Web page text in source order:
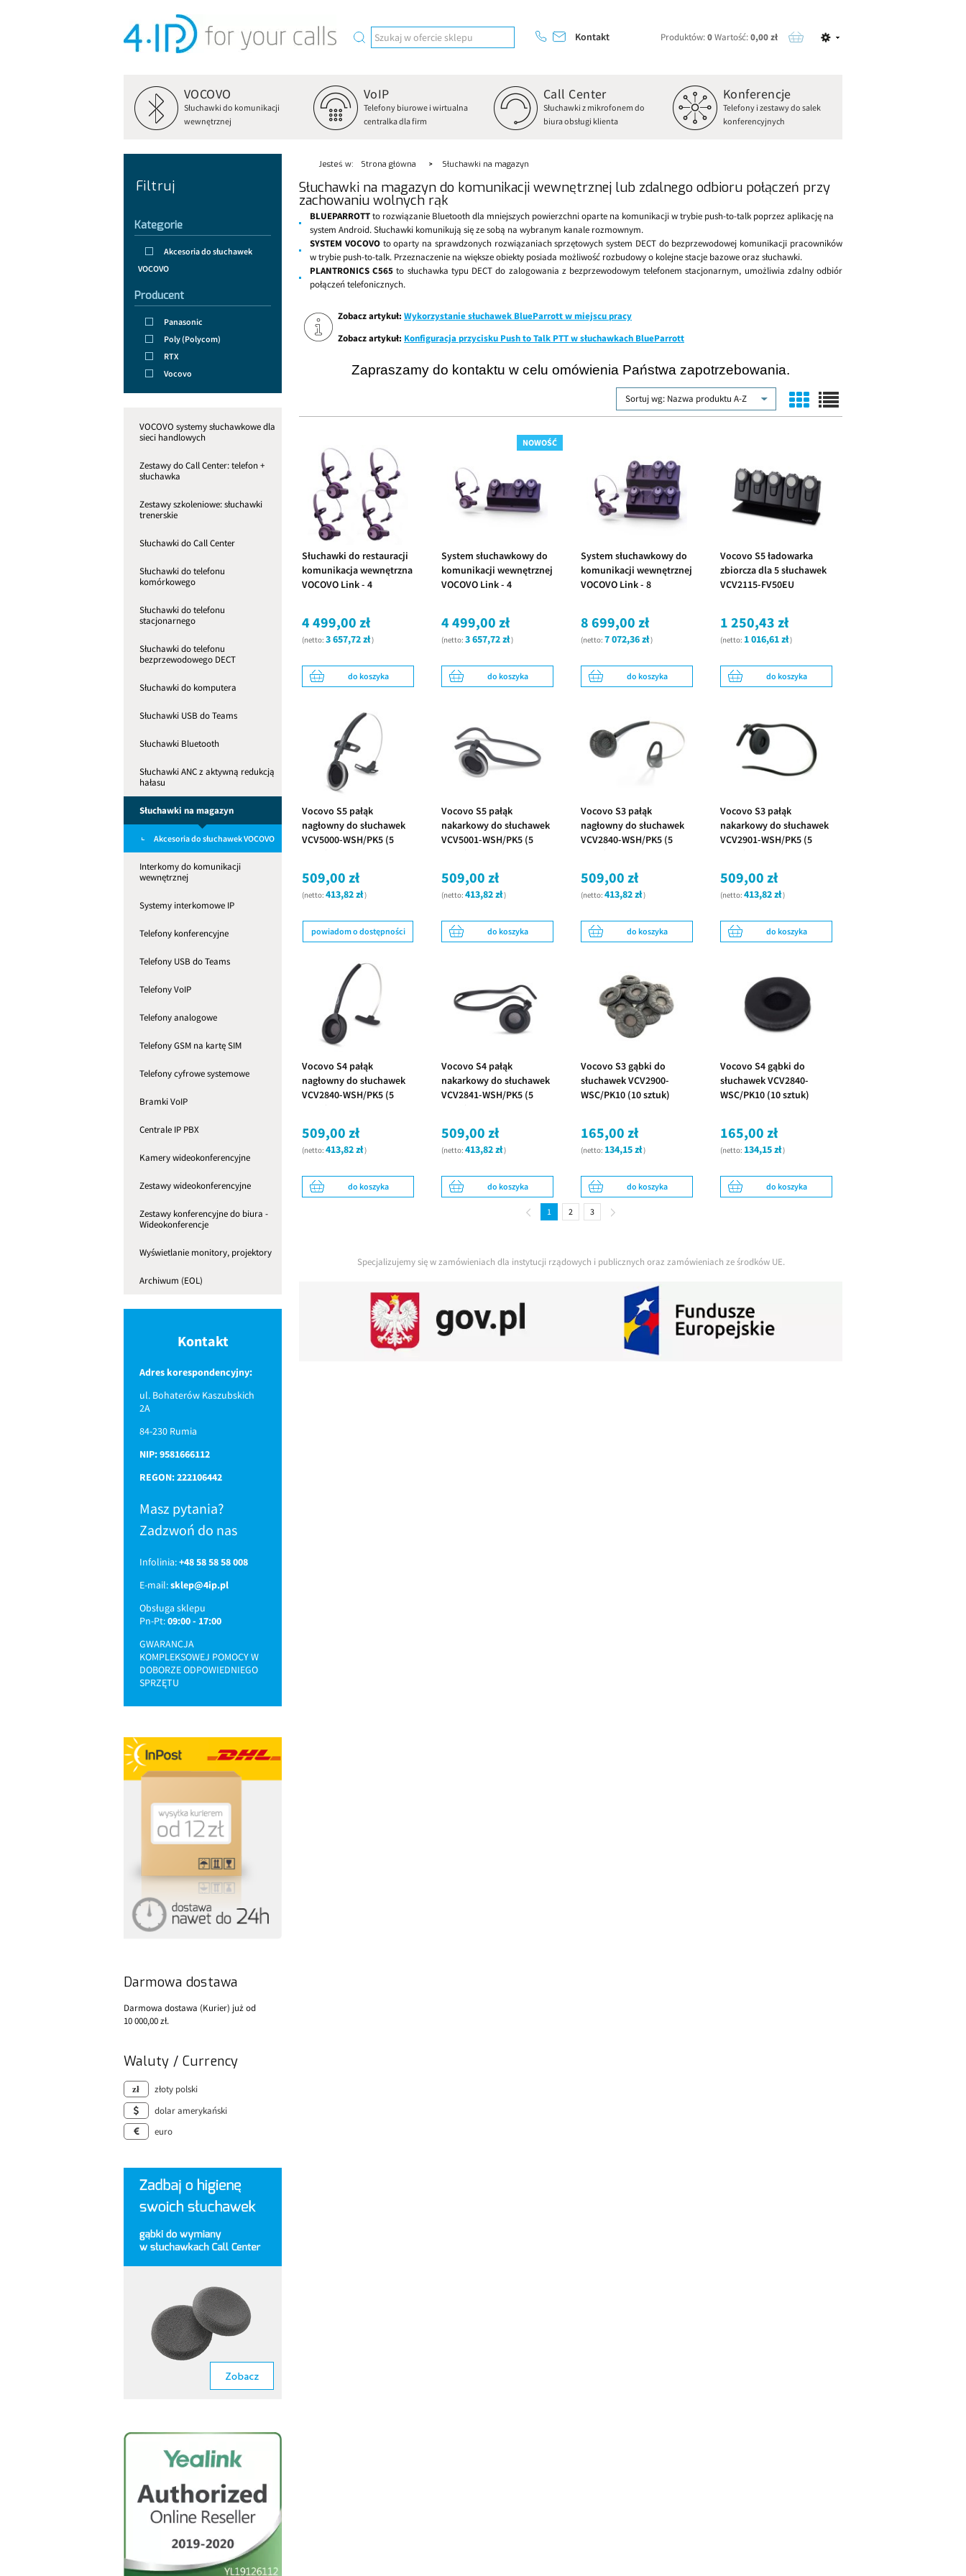
Kontakt Produktów:0Wartość:0,00 zł
VOCOVO
Słuchawki do komunikacji
wewnętrznej
VoIP
Telefony biurowe i wirtualna
centralka dla firm
Call Center
Słuchawki z mikrofonem do
biura obsługi klienta
Konferencje
Telefony i zestawy do salek
konferencyjnych
Filtruj
Kategorie
Akcesoria do słuchawek
VOCOVO
Producent
Panasonic
Poly (Polycom)
RTX
Vocovo
VOCOVO systemy słuchawkowe dla
sieci handlowych
Zestawy do Call Center: telefon +
słuchawka
Zestawy szkoleniowe: słuchawki
trenerskie
Słuchawki do Call Center
Słuchawki do telefonu
komórkowego
Słuchawki do telefonu
stacjonarnego
Słuchawki do telefonu
bezprzewodowego DECT
Słuchawki do komputera
Słuchawki USB do Teams
Słuchawki Bluetooth
Słuchawki ANC z aktywną redukcją
hałasu
Słuchawki na magazyn
Akcesoria do słuchawek VOCOVO
Interkomy do komunikacji
wewnętrznej
Systemy interkomowe IP
Telefony konferencyjne
Telefony USB do Teams
Telefony VoIP
Telefony analogowe
Telefony GSM na kartę SIM
Telefony cyfrowe systemowe
Bramki VoIP
Centrale IP PBX
Kamery wideokonferencyjne
Zestawy wideokonferencyjne
Zestawy konferencyjne do biura -
Wideokonferencje
Wyświetlanie monitory, projektory
Archiwum (EOL)
Kontakt
Adres korespondencyjny:
ul. Bohaterów Kaszubskich
2A
84-230 Rumia
NIP: 9581666112
REGON: 222106442
Masz pytania?
Zadzwoń do nas
Infolinia:+48 58 58 58 008
E-mail:sklep@4ip.pl
Obsługa sklepu
Pn-Pt:09:00 - 17:00
GWARANCJA
KOMPLEKSOWEJ POMOCY W
DOBORZE ODPOWIEDNIEGO
SPRZĘTU
Darmowa dostawa
Darmowa dostawa (Kurier) już od
10 000,00 zł.
Waluty / Currency
złoty polski
dolar amerykański
euro
Jesteś w: Strona główna Słuchawki na magazyn
Słuchawki na magazyn do komunikacji wewnętrznej lub zdalnego odbioru połączeń przy
zachowaniu wolnych rąk
BLUEPARROTTto rozwiązanie Bluetooth dla mniejszych powierzchni oparte na komunikacji w trybie push-to-talk poprzez aplikację na
system Android. Słuchawki komunikują się ze sobą na wybranym kanale rozmownym.
SYSTEM VOCOVOto oparty na sprawdzonych rozwiązaniach sprzętowych system DECT do bezprzewodowej komunikacji pracowników
w trybie push-to-talk. Przeznaczenie na większe obiekty posiada możliwość rozbudowy o kolejne stacje bazowe oraz słuchawki.
PLANTRONICS C565 to słuchawka typu DECT do zalogowania z bezprzewodowym telefonem stacjonarnym, umożliwia zdalny odbiór
połączeń telefonicznych.
Zobacz artykuł: Wykorzystanie słuchawek BlueParrott w miejscu pracy
Zobacz artykuł: Konfiguracja przycisku Push to Talk PTT w słuchawkach BlueParrott
Zapraszamy do kontaktu w celu omówienia Państwa zapotrzebowania.
Sortuj wg: Nazwa produktu A-Z
Słuchawki do restauracji
komunikacja wewnętrzna
VOCOVO Link - 4
4 499,00 zł
(netto: 3 657,72 zł)
do koszyka
System słuchawkowy do
komunikacji wewnętrznej
VOCOVO Link - 4
4 499,00 zł
(netto: 3 657,72 zł)
do koszyka
NOWOŚĆ
System słuchawkowy do
komunikacji wewnętrznej
VOCOVO Link - 8
8 699,00 zł
(netto: 7 072,36 zł)
do koszyka
Vocovo S5 ładowarka
zbiorcza dla 5 słuchawek
VCV2115-FV50EU
1 250,43 zł
(netto: 1 016,61 zł)
do koszyka
Vocovo S5 pałąk
nagłowny do słuchawek
VCV5000-WSH/PK5 (5
sztuk)
509,00 zł
(netto: 413,82 zł)
powiadom o dostępności
Vocovo S5 pałąk
nakarkowy do słuchawek
VCV5001-WSH/PK5 (5
sztuk)
509,00 zł
(netto: 413,82 zł)
do koszyka
Vocovo S3 pałąk
nagłowny do słuchawek
VCV2840-WSH/PK5 (5
sztuk)
509,00 zł
(netto: 413,82 zł)
do koszyka
Vocovo S3 pałąk
nakarkowy do słuchawek
VCV2901-WSH/PK5 (5
sztuk)
509,00 zł
(netto: 413,82 zł)
do koszyka
Vocovo S4 pałąk
nagłowny do słuchawek
VCV2840-WSH/PK5 (5
sztuk)
509,00 zł
(netto: 413,82 zł)
do koszyka
Vocovo S4 pałąk
nakarkowy do słuchawek
VCV2841-WSH/PK5 (5
sztuk)
509,00 zł
(netto: 413,82 zł)
do koszyka
Vocovo S3 gąbki do
słuchawek VCV2900-
WSC/PK10 (10 sztuk)
165,00 zł
(netto: 134,15 zł)
do koszyka
Vocovo S4 gąbki do
słuchawek VCV2840-
WSC/PK10 (10 sztuk)
165,00 zł
(netto: 134,15 zł)
do koszyka
1 2 3
Specjalizujemy się w zamówieniach dla instytucji rządowych i publicznych oraz zamówieniach ze środków UE.